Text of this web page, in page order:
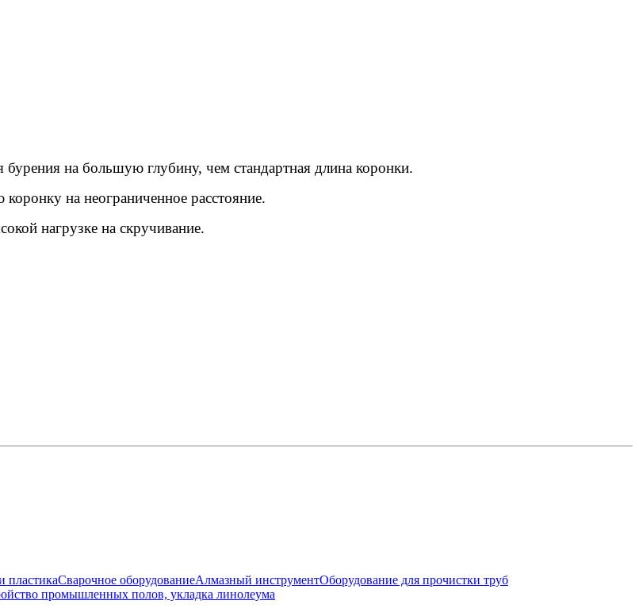
на большую глубину, чем стандартная длина коронки.
на неограниченное расстояние.
нагрузке на скручивание.
пластикаСварочное оборудованиеАлмазный инструментОборудование для прочистки труб
промышленных полов, укладка линолеума